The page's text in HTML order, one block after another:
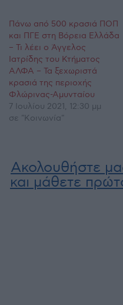
Πάνω από 500 κρασιά ΠΟΠ
και ΠΓΕ στη Βόρεια Ελλάδα
– Τι λέει ο Άγγελος
Ιατρίδης του Κτήματος
ΑΛΦΑ – Τα ξεχωριστά
κρασιά της περιοχής
Φλώρινας-Αμυνταίου
7 Ιουλίου 2021, 12:30 μμ
σε "Κοινωνία"
Ακολουθήστε
και μάθετε